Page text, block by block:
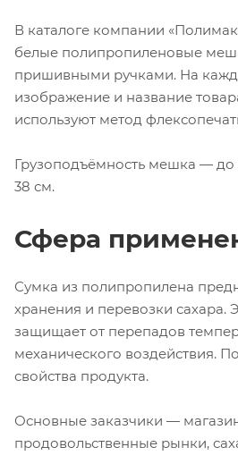
В каталоге компании
белые полипропиленовые
пришивными ручками. На
изображение и название
используют метод
Грузоподъёмность мешка — до
38 см.
Сфера
Сумка из полипропилена
хранения и перевозки сахара.
защищает от перепадов
механического воздействия.
свойства продукта.
Основные заказчики —
продовольственные рынки,